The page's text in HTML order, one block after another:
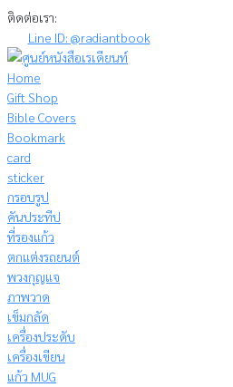
Skip
content
ติดต่อเรา:
Line ID: @radiantbook
Home
Gift Shop
Bible Covers
Bookmark
card
sticker
กรอบรูป
คันประทีป
ที่รองแก้ว
ตกแต่งรถยนต์
พวงกุญแจ
ภาพวาด
เข็มกลัด
เครื่องประดับ
เครื่องเขียน
แก้ว MUG